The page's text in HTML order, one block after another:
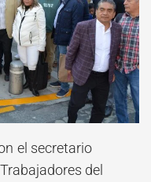
el secretario
del